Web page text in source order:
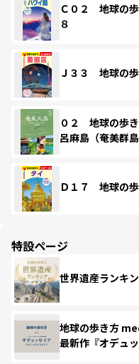
Ｃ０２ 地球の
８
Ｊ３３ 地球の
０２ 地球の歩
呂麻島（奄美群
Ｄ１７ 地球の
特設ページ
世界遺産ランキ
地球の歩き方
最新作『オデュッ